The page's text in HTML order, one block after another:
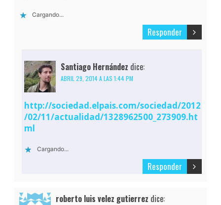
Cargando...
Responder
Santiago Hernández dice:
ABRIL 29, 2014 A LAS 1:44 PM
http://sociedad.elpais.com/sociedad/2012
/02/11/actualidad/1328962500_273909.ht
ml
Cargando...
Responder
roberto luis velez gutierrez dice: